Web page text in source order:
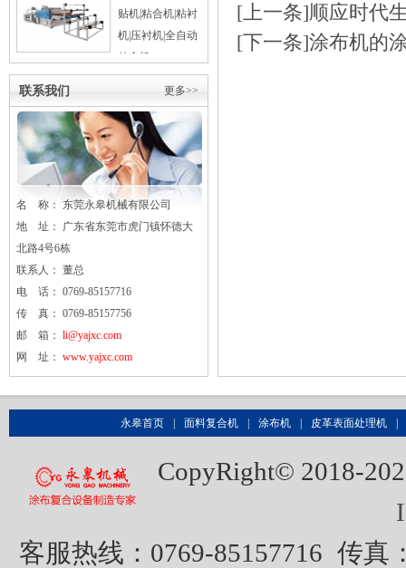
贴机|粘合机|粘衬
机|压衬机|全自动
粘合机
更多>>
联系我们
名 称： 东莞永皋机械有限公司
地 址： 广东省东莞市虎门镇怀德大
北路4号6栋
联系人： 董总
电 话： 0769-85157716
传 真： 0769-85157756
邮 箱： li@yajxc.com
网 址： www.yajxc.com
[上一条]顺应时代
[下一条]涂布机的
永皋首页 面料复合机 涂布机 皮革表面处理机
CopyRight© 2018-
客服热线：0769-85157716 传真